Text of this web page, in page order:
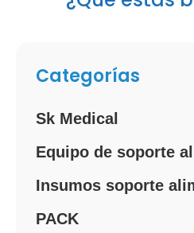
Categorías
Sk Medical
Equipo de soporte
Insumos soporte
PACK